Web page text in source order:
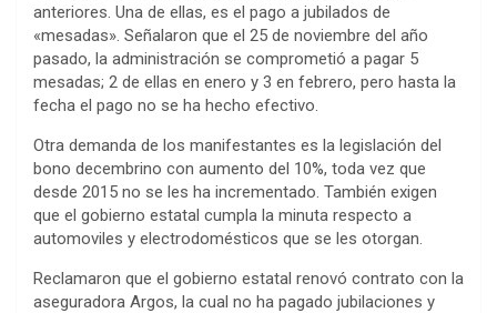
anteriores. Una de ellas, es el pago a jubilados de
«mesadas». Señalaron que el 25 de noviembre del año
pasado, la administración se comprometió a pagar 5
mesadas; 2 de ellas en enero y 3 en febrero, pero hasta la
fecha el pago no se ha hecho efectivo.
Otra demanda de los manifestantes es la legislación del
bono decembrino con aumento del 10%, toda vez que
desde 2015 no se les ha incrementado. También exigen
que el gobierno estatal cumpla la minuta respecto a
automoviles y electrodomésticos que se les otorgan.
Reclamaron que el gobierno estatal renovó contrato con la
aseguradora Argos, la cual no ha pagado jubilaciones y